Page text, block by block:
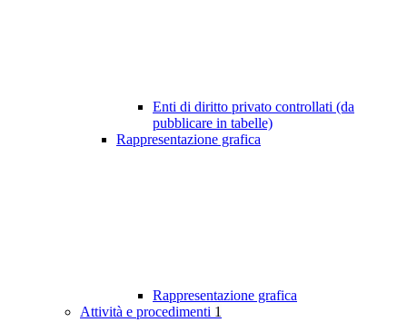
Enti di diritto privato controllati (da
pubblicare in tabelle)
Rappresentazione grafica
Rappresentazione grafica
Attività e procedimenti 1